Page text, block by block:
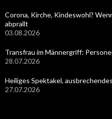
Corona, Kirche, Kindeswohl?
abprallt
03.08.2026
Transfrau im Männergriff:
28.07.2026
Heiliges Spektakel,
27.07.2026